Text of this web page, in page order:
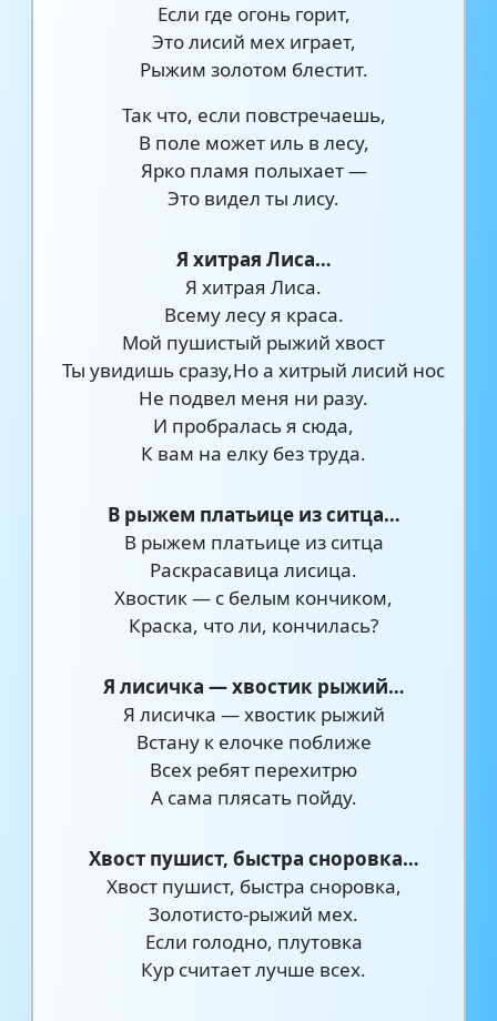
Если где огонь горит,
Это лисий мех играет,
Рыжим золотом блестит.
Так что, если повстречаешь,
В поле может иль в лесу,
Ярко пламя полыхает —
Это видел ты лису.
Я хитрая Лиса…
Я хитрая Лиса.
Всему лесу я краса.
Мой пушистый рыжий хвост
Ты увидишь сразу,Но а хитрый лисий нос
Не подвел меня ни разу.
И пробралась я сюда,
К вам на елку без труда.
В рыжем платьице из ситца…
В рыжем платьице из ситца
Раскрасавица лисица.
Хвостик — с белым кончиком,
Краска, что ли, кончилась?
Я лисичка — хвостик рыжий…
Я лисичка — хвостик рыжий
Встану к елочке поближе
Всех ребят перехитрю
А сама плясать пойду.
Хвост пушист, быстра сноровка…
Хвост пушист, быстра сноровка,
Золотисто-рыжий мех.
Если голодно, плутовка
Кур считает лучше всех.